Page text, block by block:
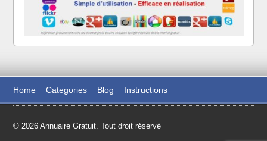
Home Categories Blog Instructions
© 2026 Annuaire Gratuit. Tout droit réservé